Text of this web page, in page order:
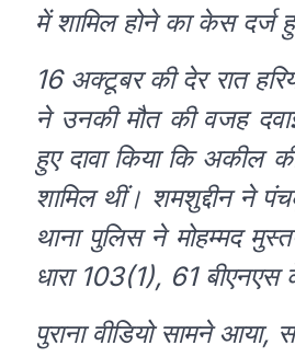
में शामिल होने का केस दर्ज
16 अक्टूबर की देर रात
ने उनकी मौत की वजह
हुए दावा किया कि अकील
शामिल थीं। शमशुद्दीन ने
थाना पुलिस ने मोहम्मद
धारा 103(1), 61 बीएनएस
पुराना वीडियो सामने